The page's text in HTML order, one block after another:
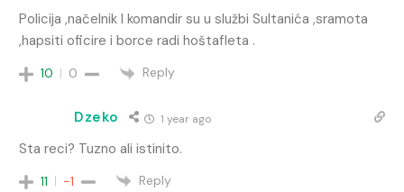
Policija ,načelnik I komandir su u službi Sultanića ,sramota
,hapsiti oficire i borce radi hoštafleta .
10 0 Reply
Dzeko 1 year ago
Sta reci? Tuzno ali istinito.
11 -1 Reply